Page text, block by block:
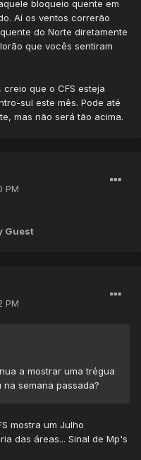
bloqueio quente em
Aí os ventos correrão
do Norte diretamente
que vocês sentiram
que o CFS esteja
sul este mês. Pode até
mas não será tão acima.
PM
Guest
PM
a mostrar uma trégua
na semana passada?
mostra um Julho
das áreas... Sinal de Mp's